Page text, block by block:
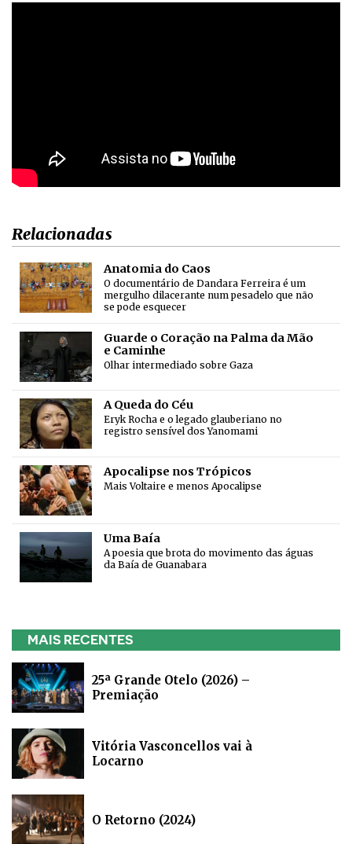
Relacionadas
Anatomia do Caos
O documentário de Dandara Ferreira é um
mergulho dilacerante num pesadelo que não
se pode esquecer
Guarde o Coração na Palma da Mão
e Caminhe
Olhar intermediado sobre Gaza
A Queda do Céu
Eryk Rocha e o legado glauberiano no
registro sensível dos Yanomami
Apocalipse nos Trópicos
Mais Voltaire e menos Apocalipse
Uma Baía
A poesia que brota do movimento das águas
da Baía de Guanabara
MAIS RECENTES
25ª Grande Otelo (2026) –
Premiação
Vitória Vasconcellos vai à
Locarno
O Retorno (2024)